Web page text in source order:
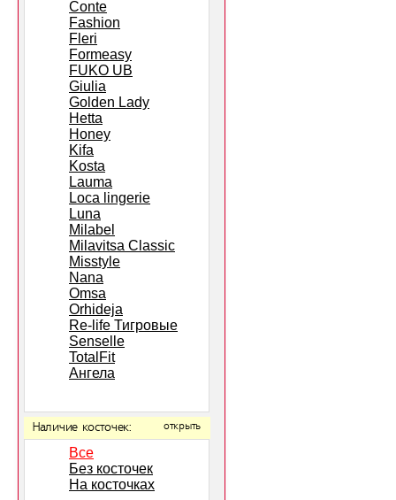
Conte
Fashion
Fleri
Formeasy
FUKO UB
Giulia
Golden Lady
Hetta
Honey
Kifa
Kosta
Lauma
Loca lingerie
Luna
Milabel
Milavitsa Classic
Misstyle
Nana
Omsa
Orhideja
Re-life Тигровые
Senselle
TotalFit
Ангела
Наличие косточек: открыть
Все
Без косточек
На косточках